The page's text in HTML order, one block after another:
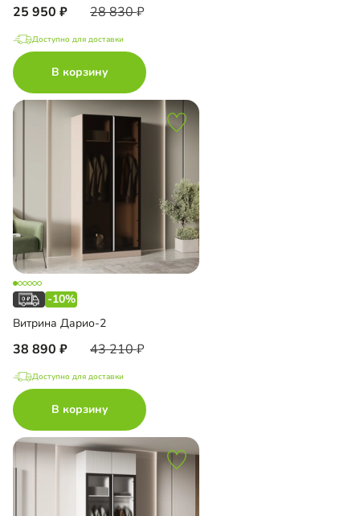
25 950 28 830
Доступно для доставки
В корзину
-10%
Витрина Дарио-2
38 890 43 210
Доступно для доставки
В корзину